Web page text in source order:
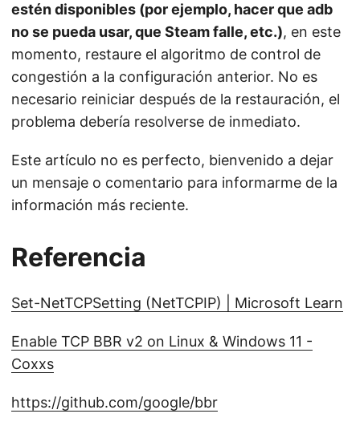
estén disponibles (por ejemplo, hacer que adb
no se pueda usar, que Steam falle, etc.), en este
momento, restaure el algoritmo de control de
congestión a la configuración anterior. No es
necesario reiniciar después de la restauración, el
problema debería resolverse de inmediato.
Este artículo no es perfecto, bienvenido a dejar
un mensaje o comentario para informarme de la
información más reciente.
Referencia
Set-NetTCPSetting (NetTCPIP) | Microsoft Learn
Enable TCP BBR v2 on Linux & Windows 11 -
Coxxs
https://github.com/google/bbr